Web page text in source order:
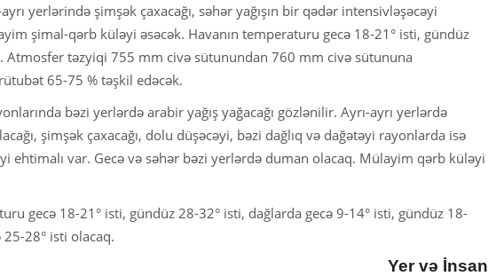
ayrı yerlərində şimşək çaxacağı, səhər yağışın bir qədər intensivləşəcəyi
şimal-qərb küləyi əsəcək. Havanın temperaturu gecə 18-21° isti, gündüz
Atmosfer təzyiqi 755 mm civə sütunundan 760 mm civə sütununa
65-75 % təşkil edəcək.
bəzi yerlərdə arabir yağış yağacağı gözlənilir. Ayrı-ayrı yerlərdə
şimşək çaxacağı, dolu düşəcəyi, bəzi dağlıq və dağətəyi rayonlarda isə
ehtimalı var. Gecə və səhər bəzi yerlərdə duman olacaq. Mülayim qərb küləyi
gecə 18-21° isti, gündüz 28-32° isti, dağlarda gecə 9-14° isti, gündüz 18-
28° isti olacaq.
Yer və İnsan